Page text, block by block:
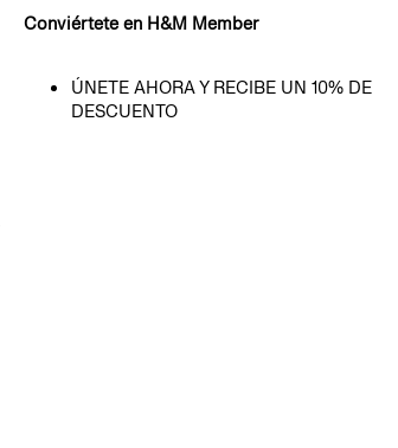
Conviértete en H&M Member
ÚNETE AHORA Y RECIBE UN 10% DE
DESCUENTO